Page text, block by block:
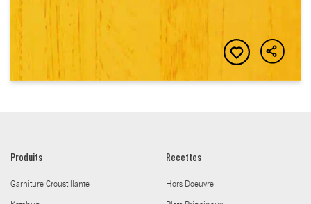
Produits
Garniture Croustillante
Recettes
Hors Doeuvre